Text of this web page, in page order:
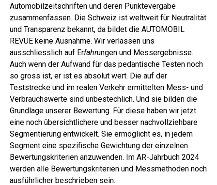
Automobilzeitschriften und deren Punktevergabe
zusammenfassen. Die Schweiz ist weltweit für Neutralität
und Transparenz bekannt, da bildet die AUTOMOBIL
REVUE keine Ausnahme. Wir verlassen uns
ausschliesslich auf Erfahr­ungen und Messergebnisse.
Auch wenn der Aufwand für das pedantische Testen noch
so gross ist, er ist es absolut wert. Die auf der
Teststrecke und im realen Verkehr ermittelten Mess- und
Verbrauchswerte sind unbestechlich. Und sie bilden die
Grundlage unserer Bewertung. Für diese haben wir jetzt
eine noch übersichtlichere und besser nachvollziehbare
Segmentierung entwickelt. Sie ermöglicht es, in jedem
Segment eine spezifische Gewichtung der einzelnen
Bewertungskriterien anzuwenden. Im AR-Jahrbuch 2024
werden alle Bewertungskriterien und Messmethoden noch
ausführlicher beschrieben sein.